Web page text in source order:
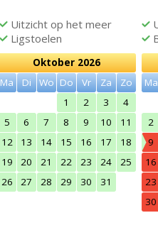
Uitzicht op het meer
Ligstoelen
Oktober 2026
Ma
Di Wo Do Vr Za
Zo
1
2 3
4
5
6 7 8 9 10
11
12
13 14 15 16 17
18
19
20 21 22 23 24
25
26
27 28 29 30 31
Ma
2
9
16
23
30